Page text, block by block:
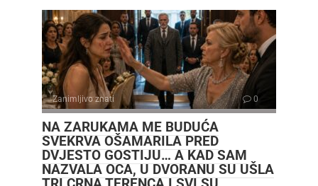
Zanimljivo znati 0
NA ZARUKAMA ME BUDUĆA
SVEKRVA OŠAMARILA PRED
DVJESTO GOSTIJU… A KAD SAM
NAZVALA OCA, U DVORANU SU UŠLA